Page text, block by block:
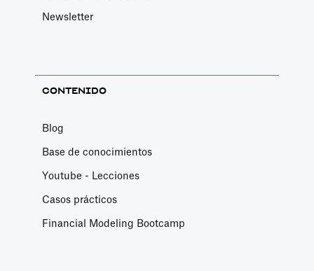
Newsletter
CONTENIDO
Blog
Base de conocimientos
Youtube - Lecciones
Casos prácticos
Financial Modeling Bootcamp